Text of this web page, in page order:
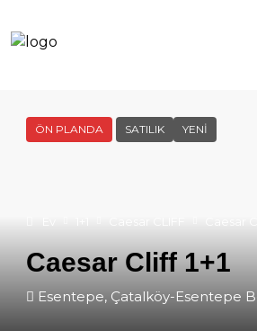
ÖN PLANDA SATILIK YENI
Caesar Cliff 1+1
Esentepe, Çatalköy-Esentepe